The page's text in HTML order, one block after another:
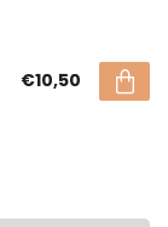
€10,50